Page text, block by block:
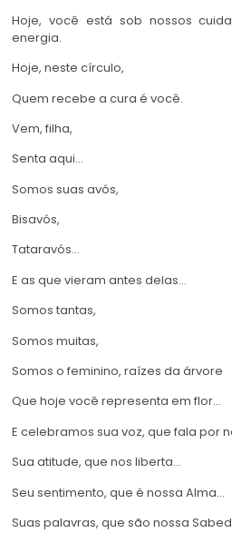
Hoje, você está sob nossos
energia.
Hoje, neste círculo,
Quem recebe a cura é você.
Vem, filha,
Senta aqui…
Somos suas avós,
Bisavós,
Tataravós…
E as que vieram antes delas…
Somos tantas,
Somos muitas,
Somos o feminino, raízes da árvore
Que hoje você representa em flor…
E celebramos sua voz, que fala por
Sua atitude, que nos liberta…
Seu sentimento, que é nossa Alma…
Suas palavras, que são nossa